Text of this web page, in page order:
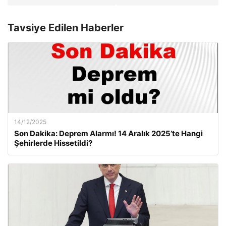
Tavsiye Edilen Haberler
14/12/2025
Son Dakika: Deprem Alarmı! 14 Aralık 2025’te Hangi
Şehirlerde Hissetildi?